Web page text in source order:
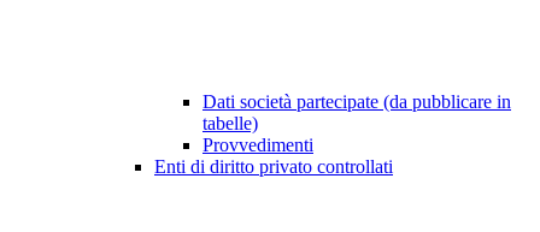
Dati società partecipate (da pubblicare in
tabelle)
Provvedimenti
Enti di diritto privato controllati